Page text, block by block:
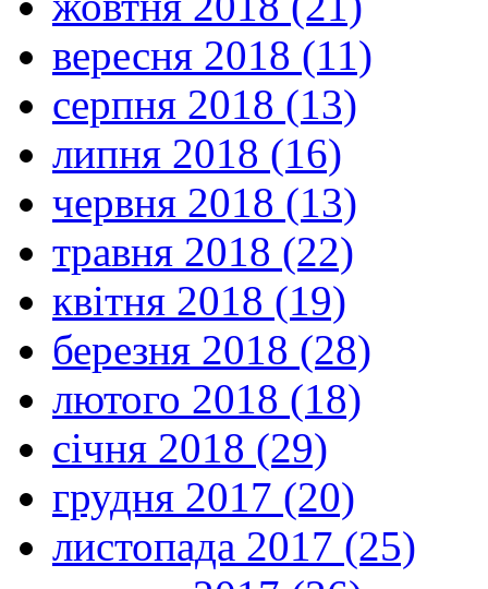
вересня 2018 (11)
серпня 2018 (13)
липня 2018 (16)
червня 2018 (13)
травня 2018 (22)
квітня 2018 (19)
березня 2018 (28)
лютого 2018 (18)
січня 2018 (29)
грудня 2017 (20)
листопада 2017 (25)